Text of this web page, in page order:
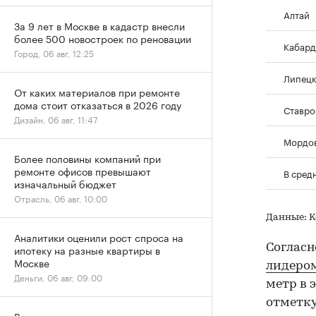
Алтай
В
Данные:
метр в
За 9 лет в Москве в кадастр внесли
более 500 новостроек по реновации
Город, 06 авг, 12:25
От каких материалов при ремонте
дома стоит отказаться в 2026 году
Дизайн, 06 авг, 11:47
Более половины компаний при
ремонте офисов превышают
изначальный бюджет
Отрасль, 06 авг, 10:00
Аналитики оценили рост спроса на
ипотеку на разные квартиры в
Москве
Деньги, 06 авг, 09:00